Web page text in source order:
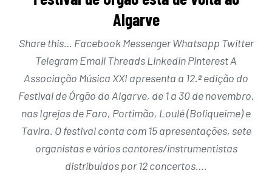
Algarve
Share this… Facebook Messenger Whatsapp Twitter
Telegram Email Threads Linkedin Pinterest A
Associação Música XXI apresenta a 12.ª edição do
Festival de Órgão do Algarve, de 1 a 30 de novembro,
nas Igrejas de Faro, Portimão, Loulé (Boliqueime) e
Tavira. O festival conta com 15 apresentações, sete
organistas e vários cantores/instrumentistas
distribuídos por 12 concertos….